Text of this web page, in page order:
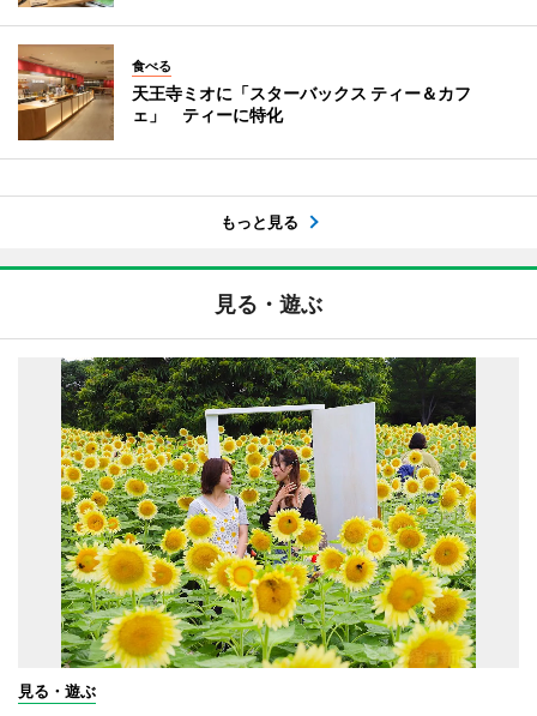
食べる
天王寺ミオに「スターバックス ティー＆カフ
ェ」 ティーに特化
もっと見る
見る・遊ぶ
見る・遊ぶ